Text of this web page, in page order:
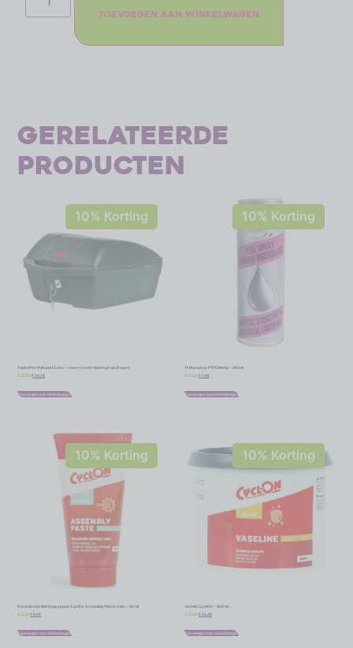
Toevoegen aan winkelwagen
Gerelateerde
producten
10% Korting
Topkoffer Polisport Luxe – zwart (vaste montage op drager)
€37,99 € 34,19
Toevoegen aan winkelwagen
10% Korting
Teflonspray PTFE Motip – 400ml
€ 6,00 € 5,40
Toevoegen aan winkelwagen
10% Korting
Keramische Montage pasta CyclOn Assembly Paste tube – 50 ml
€8,95 € 8,06
Toevoegen aan winkelwagen
10% Korting
Vaselin CyclOn – 500 ml
€ 12,75 € 11,48
Toevoegen aan winkelwagen